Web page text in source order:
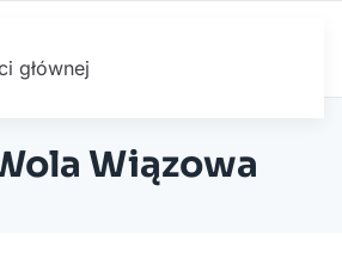
głównej
Wiązowa